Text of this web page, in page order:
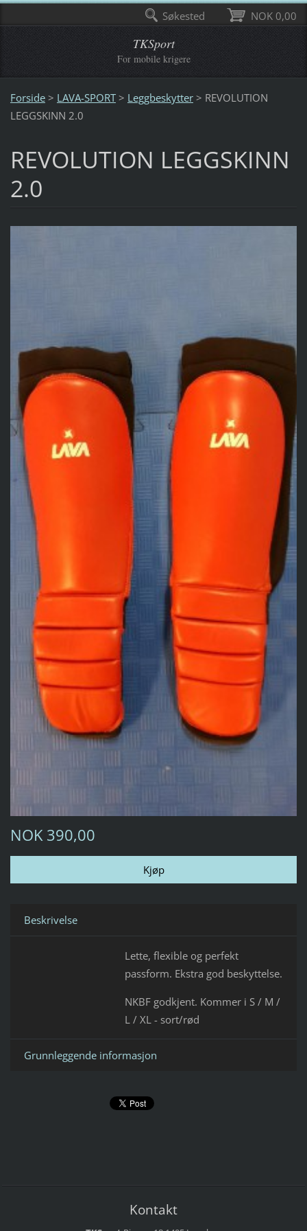
TKSport
For mobile krigere
Forside > LAVA-SPORT > Leggbeskytter > REVOLUTION
LEGGSKINN 2.0
REVOLUTION LEGGSKINN
2.0
NOK 390,00
Beskrivelse
Lette, flexible og perfekt
passform. Ekstra god beskyttelse.
NKBF godkjent. Kommer i S / M /
L / XL - sort/rød
Grunnleggende informasjon
Kontakt
NOK 0,00
Søkested